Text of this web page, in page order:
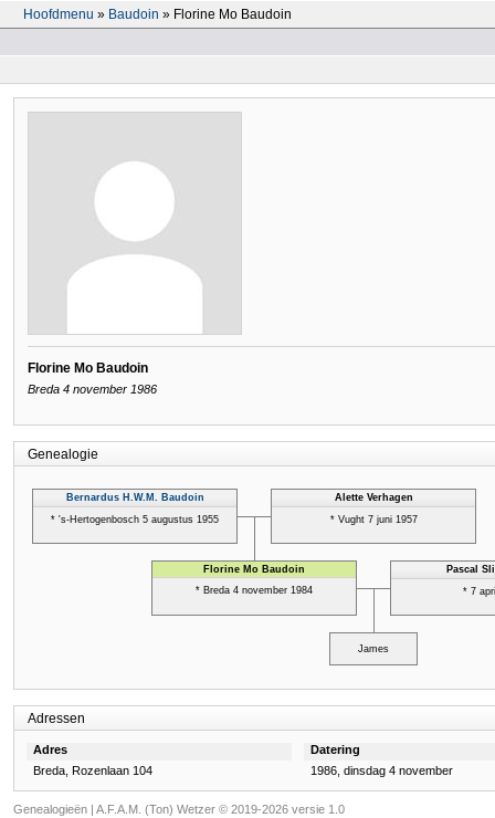
Hoofdmenu » Baudoin » Florine Mo Baudoin
Florine Mo Baudoin
Breda 4 november 1986
Genealogie
Adressen
Adres
Datering
Breda, Rozenlaan 104
1986, dinsdag 4 november
Genealogieën | A.F.A.M. (Ton) Wetzer © 2019-2026 versie 1.0